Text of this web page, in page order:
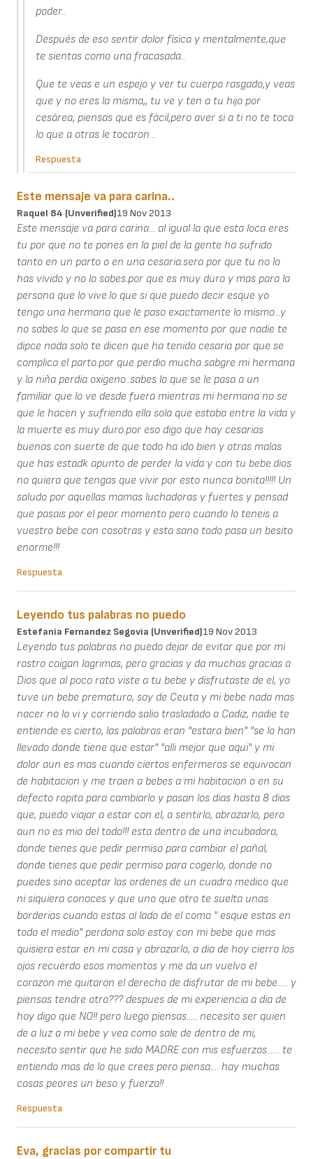
poder..
Después de eso sentir dolor física y mentalmente,que
te sientas como una fracasada..
Que te veas e un espejo y ver tu cuerpo rasgado,y veas
que y no eres la misma,, tu ve y ten a tu hijo por
cesárea, piensas que es fácil,pero aver si a ti no te toca
lo que a otras le tocaron...
Respuesta
Este mensaje va para carina..
Raquel 84 (unverified)19 Nov 2013
Este mensaje va para carina... al igual la que esta loca eres
tu por que no te pones en la piel de la gente ha sufrido
tanto en un parto o en una cesaria.sera por que tu no lo
has vivido y no lo sabes.por que es muy duro y mas para la
persona que lo vive.lo que si que puedo decir esque yo
tengo una hermana que le paso exactamente lo mismo...y
no sabes lo que se pasa en ese momento por que nadie te
dipce nada solo te dicen que ha tenido cesaria por que se
complico el parto.por que perdio mucha sabgre mi hermana
y la niña perdia oxigeno..sabes lo que se le pasa a un
familiar que lo ve desde fuera mientras mi hermana no se
que le hacen y sufriendo ella sola que estaba entre la vida y
la muerte es muy duro.por eso digo que hay cesarias
buenas con suerte de que todo ha ido bien y otras malas
que has estadk apunto de perder la vida y con tu bebe.dios
no quiera que tengas que vivir por esto nunca bonita!!!!! Un
saludo por aquellas mamas luchadoras y fuertes y pensad
que pasais por el peor momento pero cuando lo teneis a
vuestro bebe con cosotras y esta sano todo pasa un besito
enorme!!!
Respuesta
Leyendo tus palabras no puedo
Estefania Fernandez Segovia (unverified)19 Nov 2013
Leyendo tus palabras no puedo dejar de evitar que por mi
rostro caigan lagrimas, pero gracias y da muchas gracias a
Dios que al poco rato viste a tu bebe y disfrutaste de el, yo
tuve un bebe prematuro, soy de Ceuta y mi bebe nada mas
nacer no lo vi y corriendo salio trasladado a Cadiz, nadie te
entiende es cierto, las palabras eran "estara bien" "se lo han
llevado donde tiene que estar" "alli mejor que aqui" y mi
dolor aun es mas cuando ciertos enfermeros se equivocan
de habitacion y me traen a bebes a mi habitacion o en su
defecto ropita para cambiarlo y pasan los dias hasta 8 dias
que, puedo viajar a estar con el, a sentirlo, abrazarlo, pero
aun no es mio del todo!!! esta dentro de una incubadora,
donde tienes que pedir permiso para cambiar el pañal,
donde tienes que pedir permiso para cogerlo, donde no
puedes sino aceptar las ordenes de un cuadro medico que
ni siquiera conoces y que uno que otro te suelta unas
borderias cuando estas al lado de el como " esque estas en
todo el medio" perdona solo estoy con mi bebe que mas
quisiera estar en mi casa y abrazarlo, a dia de hoy cierro los
ojos recuerdo esos momentos y me da un vuelvo el
corazon me quitaron el derecho de disfrutar de mi bebe..... y
piensas tendre otro??? despues de mi experiencia a dia de
hoy digo que NO!! pero luego piensas..... necesito ser quien
de a luz a mi bebe y vea como sale de dentro de mi,
necesito sentir que he sido MADRE con mis esfuerzos...... te
entiendo mas de lo que crees pero piensa.... hay muchas
cosas peores un beso y fuerza!!
Respuesta
Eva, gracias por compartir tu